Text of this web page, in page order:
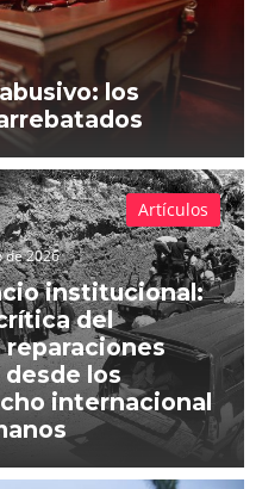
los
de 2026
institucional:
del
desde los
internacional
Artículos